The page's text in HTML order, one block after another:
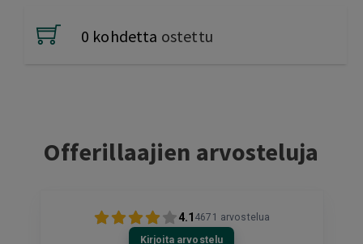
0 kohdetta ostettu
Offerillaajien arvosteluja
4.1 4671 arvostelua
Kirjoita arvostelu